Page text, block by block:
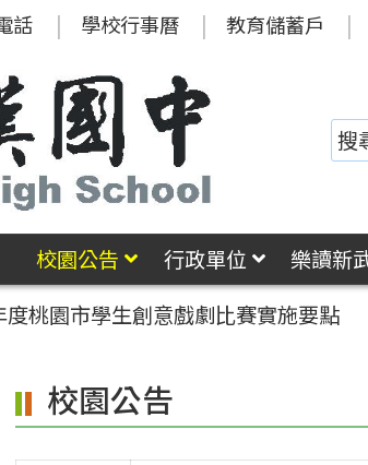
話 學校行事曆 教育儲蓄戶
校園公告 行政單位 樂讀新
度桃園市學生創意戲劇比賽實施要點
校園公告